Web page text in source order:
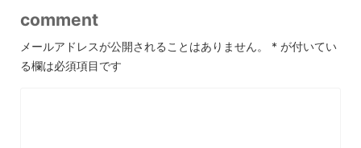
comment
メールアドレスが公開されることはありません。 * が付いてい
る欄は必須項目です